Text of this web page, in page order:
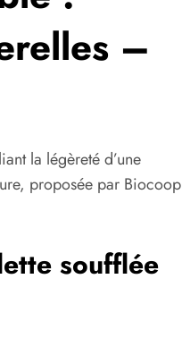
–
la légèreté d’une
proposée par Biocoop
soufflée